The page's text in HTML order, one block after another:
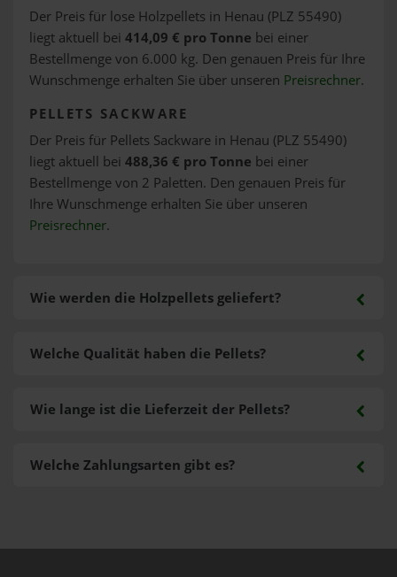
Der Preis für lose Holzpellets in Henau (PLZ 55490)
liegt aktuell bei 414,09 € pro Tonne bei einer
Bestellmenge von 6.000 kg. Den genauen Preis für Ihre
Wunschmenge erhalten Sie über unseren Preisrechner.
PELLETS SACKWARE
Der Preis für Pellets Sackware in Henau (PLZ 55490)
liegt aktuell bei 488,36 € pro Tonne bei einer
Bestellmenge von 2 Paletten. Den genauen Preis für
Ihre Wunschmenge erhalten Sie über unseren
Preisrechner.
Wie werden die Holzpellets geliefert?
Welche Zahlungsarten gibt es?
Welche Qualität haben die Pellets?
Wie lange ist die Lieferzeit der Pellets?